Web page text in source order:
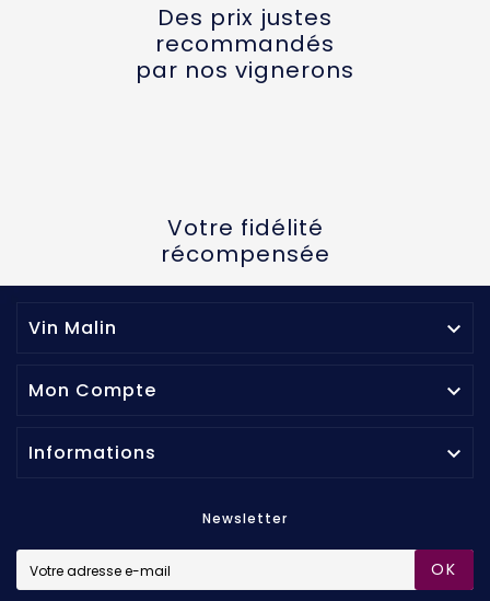
Des prix justes
recommandés
par nos vignerons
Votre fidélité
récompensée
Vin Malin 
Mon Compte 
Informations 
Newsletter
OK